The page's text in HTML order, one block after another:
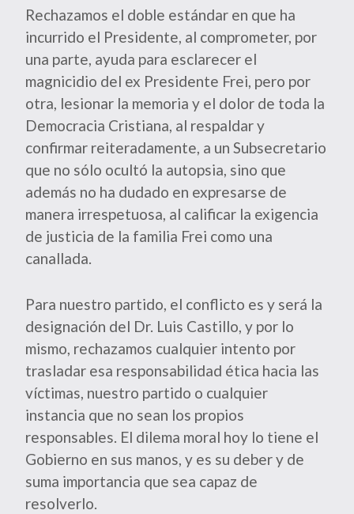
Rechazamos el doble estándar en que ha
incurrido el Presidente, al comprometer, por
una parte, ayuda para esclarecer el
magnicidio del ex Presidente Frei, pero por
otra, lesionar la memoria y el dolor de toda la
Democracia Cristiana, al respaldar y
confirmar reiteradamente, a un Subsecretario
que no sólo ocultó la autopsia, sino que
además no ha dudado en expresarse de
manera irrespetuosa, al calificar la exigencia
de justicia de la familia Frei como una
canallada.
Para nuestro partido, el conflicto es y será la
designación del Dr. Luis Castillo, y por lo
mismo, rechazamos cualquier intento por
trasladar esa responsabilidad ética hacia las
víctimas, nuestro partido o cualquier
instancia que no sean los propios
responsables. El dilema moral hoy lo tiene el
Gobierno en sus manos, y es su deber y de
suma importancia que sea capaz de
resolverlo.